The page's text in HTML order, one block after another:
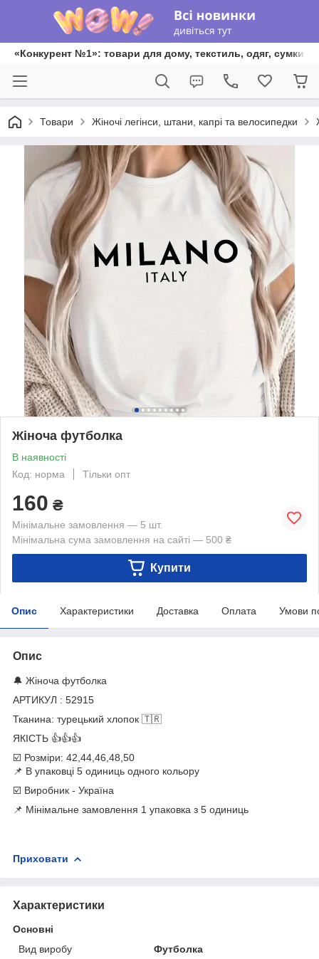
«Конкурент №1»: товари для дому, текстиль, одяг, сумки
Товари Жіночі легінси, штани, капрі та велосипедки
Жіноча футболка
В наявності
Код: норма
Тільки опт
160 ₴
Мінімальне замовлення — 5 шт.
Мінімальна сума замовлення на сайті — 500 ₴
Купити
Опис Характеристики Доставка Оплата Умови
Опис
🔔 Жіноча футболка
АРТИКУЛ : 52915
Тканина: турецький хлопок 🇹🇷
ЯКІСТЬ 👍👍👍
☑️ Розміри: 42,44,46,48,50
📌 В упаковці 5 одиниць одного кольору
☑️ Виробник - Україна
📌 Мінімальне замовлення 1 упаковка з 5 одиниць
Приховати
Характеристики
Основні
Вид виробу
Футболка